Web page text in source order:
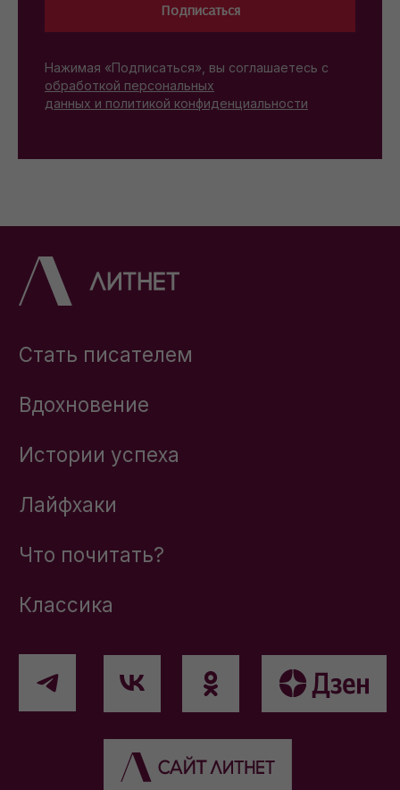
Подписаться
Нажимая «Подписаться», вы соглашаетесь с
обработкой персональных
данных и политикой конфиденциальности